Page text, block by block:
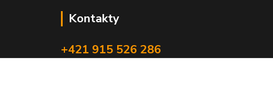
Kontakty
+421 915 526 286